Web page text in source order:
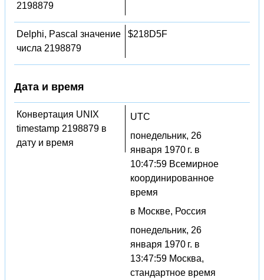
2198879
Delphi, Pascal значение
числа 2198879
$218D5F
Дата и время
Конвертация UNIX
timestamp 2198879 в
дату и время
UTC
понедельник, 26
января 1970 г. в
10:47:59 Всемирное
координированное
время
в Москве, Россия
понедельник, 26
января 1970 г. в
13:47:59 Москва,
стандартное время